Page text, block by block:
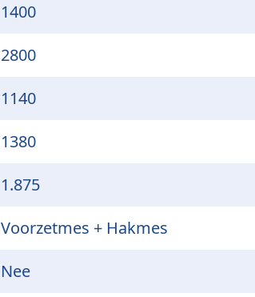
1400
2800
1140
1380
1.875
Voorzetmes + Hakmes
Nee